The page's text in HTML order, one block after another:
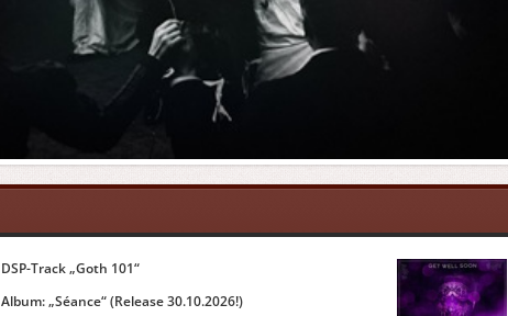
DSP-Track „Goth 101“
Album: „Séance“ (Release 30.10.2026!)